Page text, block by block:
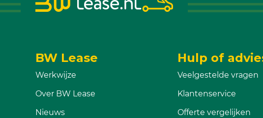
BW Lease
Werkwijze
Over BW Lease
Nieuws
Hulp of
Veelgestelde vragen
Klantenservice
Offerte vergelijken